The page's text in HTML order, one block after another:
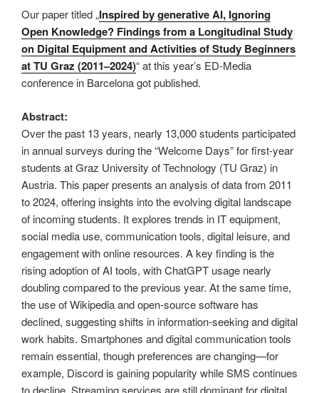
Our paper titled „Inspired by generative AI, Ignoring
Open Knowledge? Findings from a Longitudinal Study
on Digital Equipment and Activities of Study Beginners
at TU Graz (2011–2024)“ at this year’s ED-Media
conference in Barcelona got published.
Abstract:
Over the past 13 years, nearly 13,000 students participated
in annual surveys during the “Welcome Days” for first-year
students at Graz University of Technology (TU Graz) in
Austria. This paper presents an analysis of data from 2011
to 2024, offering insights into the evolving digital landscape
of incoming students. It explores trends in IT equipment,
social media use, communication tools, digital leisure, and
engagement with online resources. A key finding is the
rising adoption of AI tools, with ChatGPT usage nearly
doubling compared to the previous year. At the same time,
the use of Wikipedia and open-source software has
declined, suggesting shifts in information-seeking and digital
work habits. Smartphones and digital communication tools
remain essential, though preferences are changing—for
example, Discord is gaining popularity while SMS continues
to decline. Streaming services are still dominant for digital